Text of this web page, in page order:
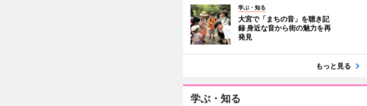
学ぶ・知る
大宮で「まちの音」を聴き記
録 身近な音から街の魅力を再
発見
もっと見る
学ぶ・知る